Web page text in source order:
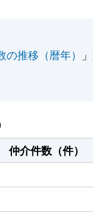
推移（暦年）
仲介件数（件）